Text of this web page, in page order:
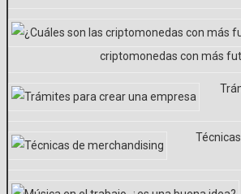
criptomonedas con más